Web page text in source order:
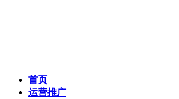
首页
运营推广